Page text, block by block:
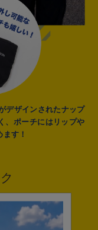
デザインされたナップ
、ポーチにはリップや
す！